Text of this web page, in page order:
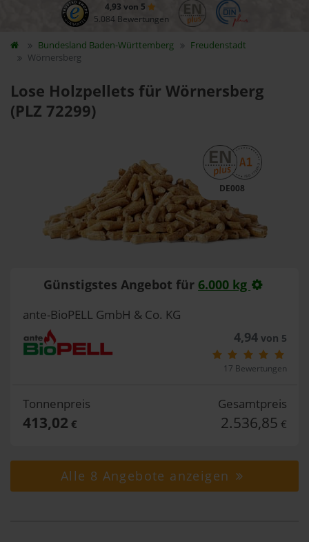
4,93 von 5
5.084 Bewertungen
Bundesland Baden-Württemberg
Freudenstadt
Wörnersberg
Lose Holzpellets für Wörnersberg
(PLZ 72299)
DE008
Günstigstes Angebot für 6.000 kg
ante-BioPELL GmbH & Co. KG
4,94von 5
17 Bewertungen
Tonnenpreis
413,02 €
Gesamtpreis
2.536,85 €
Alle 8 Angebote anzeigen